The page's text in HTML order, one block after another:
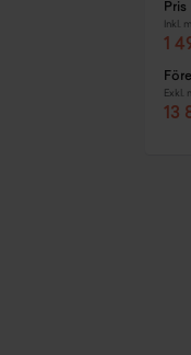
Pris
Inkl.
1
Exkl.
13